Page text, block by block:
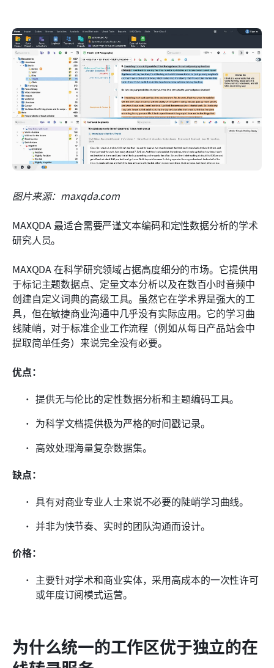
图片来源：maxqda.com
MAXQDA 最适合需要严谨文本编码和定性数据分析的学术
研究人员。
MAXQDA 在科学研究领域占据高度细分的市场。它提供用
于标记主题数据点、定量文本分析以及在数百小时音频中
创建自定义词典的高级工具。虽然它在学术界是强大的工
具，但在敏捷商业沟通中几乎没有实际应用。它的学习曲
线陡峭，对于标准企业工作流程（例如从每日产品站会中
提取简单任务）来说完全没有必要。
优点：
提供无与伦比的定性数据分析和主题编码工具。
为科学文档提供极为严格的时间戳记录。
高效处理海量复杂数据集。
缺点：
具有对商业专业人士来说不必要的陡峭学习曲线。
并非为快节奏、实时的团队沟通而设计。
价格：
主要针对学术和商业实体，采用高成本的一次性许可
或年度订阅模式运营。
为什么统一的工作区优于独立的在